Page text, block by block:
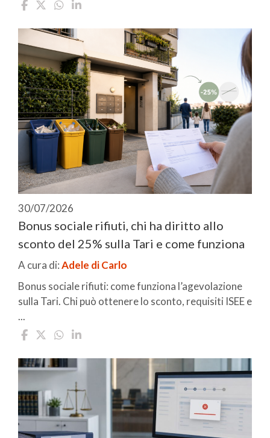
30/07/2026
Bonus sociale rifiuti, chi ha diritto allo
sconto del 25% sulla Tari e come funziona
A cura di:Adele di Carlo
Bonus sociale rifiuti: come funziona l’agevolazione
sulla Tari. Chi può ottenere lo sconto, requisiti ISEE e
...